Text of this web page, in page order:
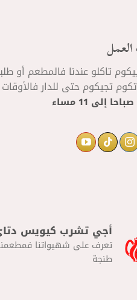
تاكلو عندنا فالمطعم أو
تجيكوم حتى للدار فالأوقات
إلى
أجي تشرب كيويس
تعرف على شهيواتنا
طنجة